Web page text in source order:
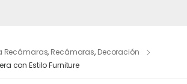
Recámaras, Recámaras, Decoración
con Estilo Furniture